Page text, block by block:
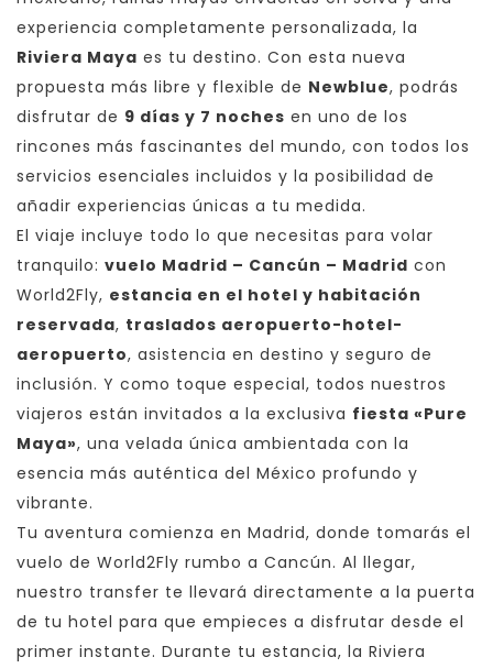
experiencia completamente personalizada, la
Riviera Maya es tu destino. Con esta nueva
propuesta más libre y flexible de Newblue, podrás
disfrutar de 9 días y 7 noches en uno de los
rincones más fascinantes del mundo, con todos los
servicios esenciales incluidos y la posibilidad de
añadir experiencias únicas a tu medida.
El viaje incluye todo lo que necesitas para volar
tranquilo: vuelo Madrid – Cancún – Madrid con
World2Fly, estancia en el hotel y habitación
reservada, traslados aeropuerto-hotel-
aeropuerto, asistencia en destino y seguro de
inclusión. Y como toque especial, todos nuestros
viajeros están invitados a la exclusiva fiesta «Pure
Maya», una velada única ambientada con la
esencia más auténtica del México profundo y
vibrante.
Tu aventura comienza en Madrid, donde tomarás el
vuelo de World2Fly rumbo a Cancún. Al llegar,
nuestro transfer te llevará directamente a la puerta
de tu hotel para que empieces a disfrutar desde el
primer instante. Durante tu estancia, la Riviera